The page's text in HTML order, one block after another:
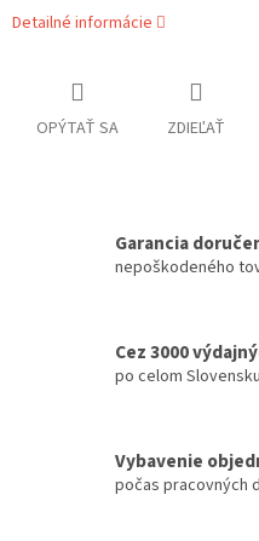
Detailné informácie
OPÝTAŤ SA ZDIEĽAŤ
Garancia
nepoškodeného
Cez 3000
po celom Slovensku
Vybavenie
počas pracovných